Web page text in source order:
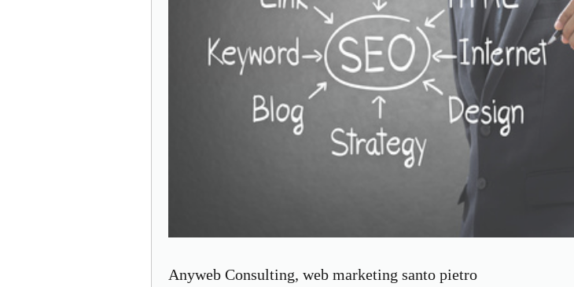
Anyweb Consulting, web marketing santo pietro